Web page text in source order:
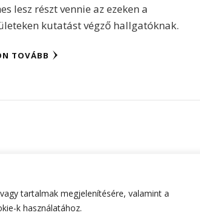
tartalmak megjelenítésére, valamint a
k használatához.
lesz részt vennie az ezeken a
kutatást végző hallgatóknak.
TOVÁBB
| Fejlesztette